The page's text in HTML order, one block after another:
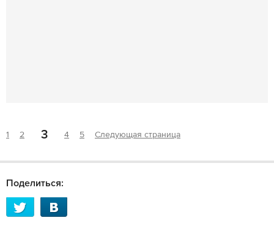
1 2 3 4 5 Следующая страница
Поделиться: